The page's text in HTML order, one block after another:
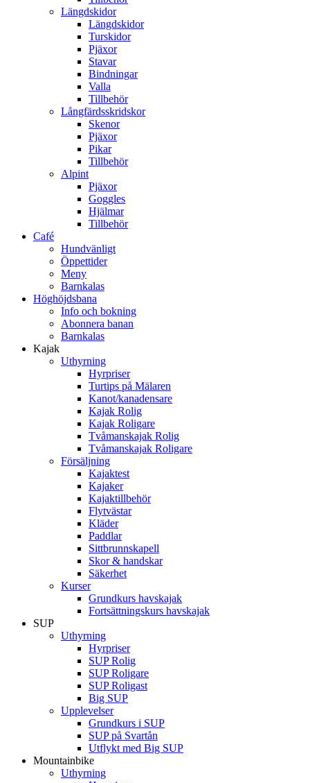
Längdskidor
Längdskidor
Turskidor
Pjäxor
Stavar
Bindningar
Valla
Tillbehör
Långfärdsskridskor
Skenor
Pjäxor
Pikar
Tillbehör
Alpint
Pjäxor
Goggles
Hjälmar
Tillbehör
Café
Hundvänligt
Öppettider
Meny
Barnkalas
Höghöjdsbana
Info och bokning
Abonnera banan
Barnkalas
Kajak
Uthyrning
Hyrpriser
Turtips på Mälaren
Kanot/kanadensare
Kajak Rolig
Kajak Roligare
Tvåmanskajak Rolig
Tvåmanskajak Roligare
Försäljning
Kajaktest
Kajaker
Kajaktillbehör
Flytvästar
Kläder
Paddlar
Sittbrunnskapell
Skor & handskar
Säkerhet
Kurser
Grundkurs havskajak
Fortsättningskurs havskajak
SUP
Uthyrning
Hyrpriser
SUP Rolig
SUP Roligare
SUP Roligast
Big SUP
Upplevelser
Grundkurs i SUP
SUP på Svartån
Utflykt med Big SUP
Mountainbike
Uthyrning